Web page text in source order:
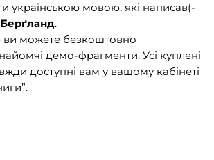
словники (55)
(1)
українською мовою, які написав(-
.
ви можете безкоштовно
демо-фрагменти. Усі куплені
доступні вам у вашому кабінеті